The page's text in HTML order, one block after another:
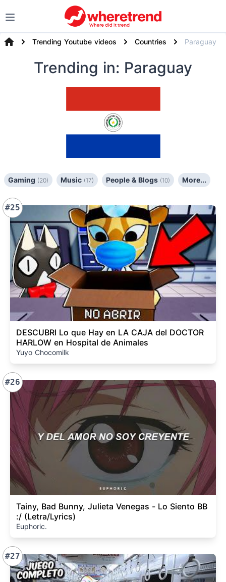
Trending Youtube videos Countries Paraguay
Trending in: Paraguay
Gaming (20) Music (17) People & Blogs (10) More...
#25
DESCUBRI Lo que Hay en LA CAJA del DOCTOR
HARLOW en Hospital de Animales
Yuyo Chocomilk
#26
Tainy, Bad Bunny, Julieta Venegas - Lo Siento BB
:/ (Letra/Lyrics)
Euphoric.
#27